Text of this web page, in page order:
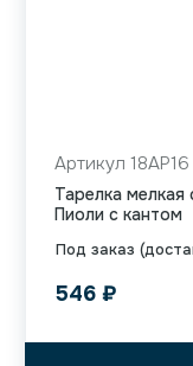
Под заказ
Артикул
Тарелка
Пиоли с кантом
546 ₽